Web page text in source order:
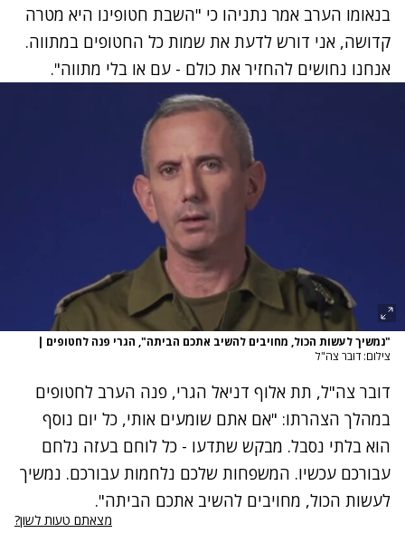
בנאומו הערב אמר נתניהו כי "השבת חטופינו היא מטרה
קדושה, אני דורש לדעת את שמות כל החטופים במתווה.
אנחנו נחושים להחזיר את כולם - עם או בלי מתווה".
"נמשיך לעשות הכול, מחויבים להשיב אתכם הביתה", הגרי פנה לחטופים |
צילום: דובר צה"ל
דובר צה"ל, תת אלוף דניאל הגרי, פנה הערב לחטופים
במהלך הצהרתו: "אם אתם שומעים אותי, כל יום נוסף
הוא בלתי נסבל. מבקש שתדעו - כל לוחם בעזה נלחם
עבורכם עכשיו. המשפחות שלכם נלחמות עבורכם. נמשיך
לעשות הכול, מחויבים להשיב אתכם הביתה".
מצאתם טעות לשון?